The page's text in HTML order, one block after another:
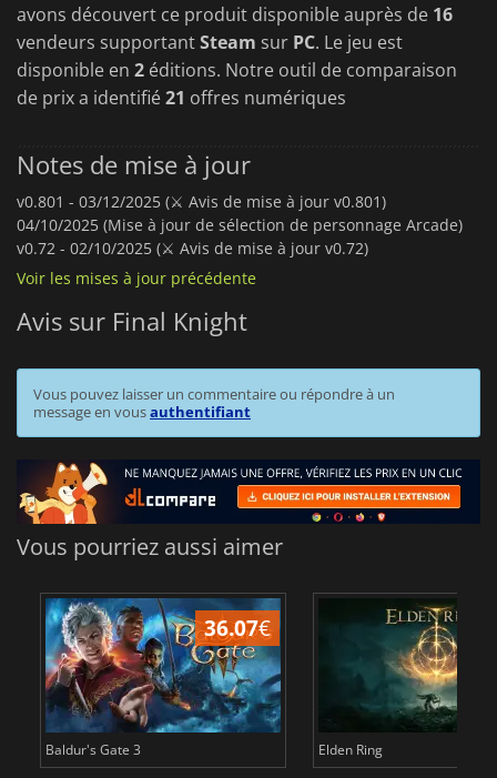
avons découvert ce produit disponible auprès de 16
vendeurs supportantSteam sur PC. Le jeu est
disponible en 2 éditions. Notre outil de comparaison
de prix a identifié21 offres numériques
Notes de mise à jour
v0.801 - 03/12/2025 (⚔️ Avis de mise à jour v0.801)
04/10/2025 (Mise à jour de sélection de personnage Arcade)
v0.72 - 02/10/2025 (⚔️ Avis de mise à jour v0.72)
Voir les mises à jour précédente
Avis sur Final Knight
Vous pouvez laisser un commentaire ou répondre à un
message en vousauthentifiant
Vous pourriez aussi aimer
36.07€
Baldur's Gate 3 Elden Ring